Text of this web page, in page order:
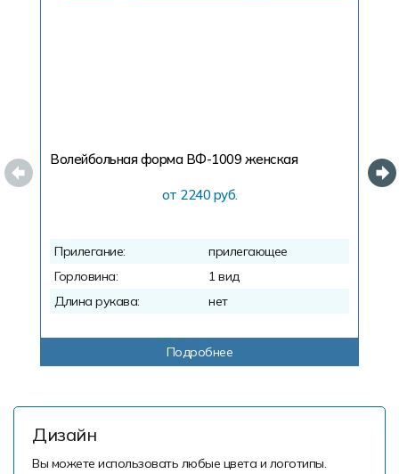
Волейбольная форма ВФ-1009 женская
от 2240 руб.
Прилегание:
прилегающее
Горловина:
1 вид
Длина рукава:
нет
Подробнее
Дизайн
Вы можете использовать любые цвета и логотипы.